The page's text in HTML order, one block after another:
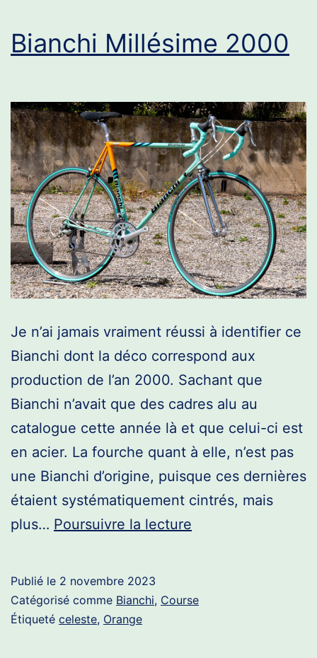
Bianchi Millésime 2000
Je n’ai jamais vraiment réussi à identifier ce
Bianchi dont la déco correspond aux
production de l’an 2000. Sachant que
Bianchi n’avait que des cadres alu au
catalogue cette année là et que celui-ci est
en acier. La fourche quant à elle, n’est pas
une Bianchi d’origine, puisque ces dernières
étaient systématiquement cintrés, mais
plus… Poursuivre la lecture
Publié le 2 novembre 2023
Catégorisé comme Bianchi, Course
Étiqueté celeste, Orange